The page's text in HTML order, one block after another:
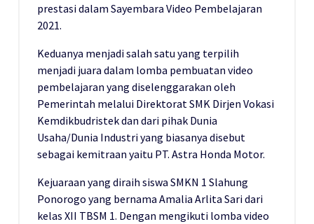
prestasi dalam Sayembara Video Pembelajaran
2021.
Keduanya menjadi salah satu yang terpilih
menjadi juara dalam lomba pembuatan video
pembelajaran yang diselenggarakan oleh
Pemerintah melalui Direktorat SMK Dirjen Vokasi
Kemdikbudristek dan dari pihak Dunia
Usaha/Dunia Industri yang biasanya disebut
sebagai kemitraan yaitu PT. Astra Honda Motor.
Kejuaraan yang diraih siswa SMKN 1 Slahung
Ponorogo yang bernama Amalia Arlita Sari dari
kelas XII TBSM 1. Dengan mengikuti lomba video